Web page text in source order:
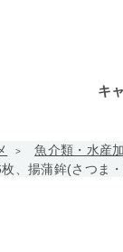
キ
魚介類・水産
、揚蒲鉾(さつま